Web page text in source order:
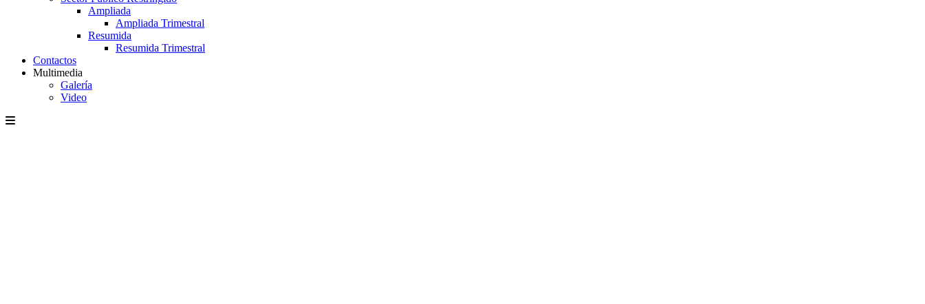
Ampliada
Ampliada Trimestral
Resumida
Resumida Trimestral
Contactos
Multimedia
Galería
Video